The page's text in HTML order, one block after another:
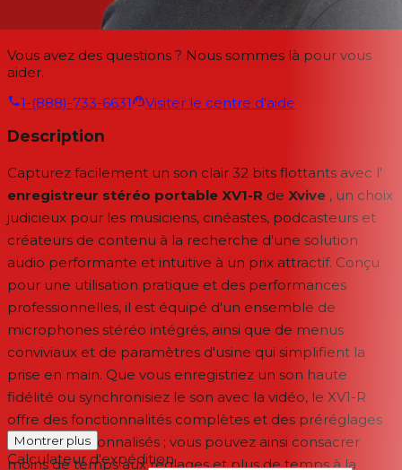
Vous avez des questions ? Nous sommes là pour vous
aider.
1-(888)-733-6631
Visiter le centre d'aide
Description
Capturez facilement un son clair 32 bits flottants avec l'
enregistreur stéréo portable XV1-R de Xvive , un choix
judicieux pour les musiciens, cinéastes, podcasteurs et
créateurs de contenu à la recherche d'une solution
audio performante et intuitive à un prix attractif. Conçu
pour une utilisation pratique et des performances
professionnelles, il est équipé d'un ensemble de
microphones stéréo intégrés, ainsi que de menus
conviviaux et de paramètres d'usine qui simplifient la
prise en main. Que vous enregistriez un son haute
fidélité ou synchronisiez le son avec la vidéo, le XV1-R
offre des fonctionnalités complètes et des préréglages
intégrés personnalisés ; vous pouvez ainsi consacrer
moins de temps aux réglages et plus de temps à la
Montrer plus
Calculateur d'expédition